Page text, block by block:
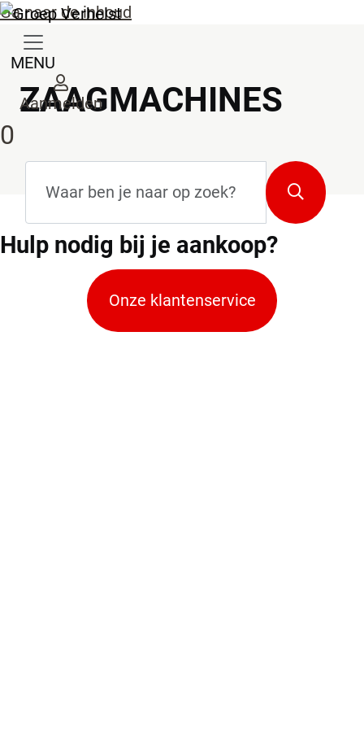
Ga naar de inhoud
MENU
Aanmelden
0
Zoeken
ZAAGMACHINES
Hulp nodig bij je aankoop?
Onze klantenservice